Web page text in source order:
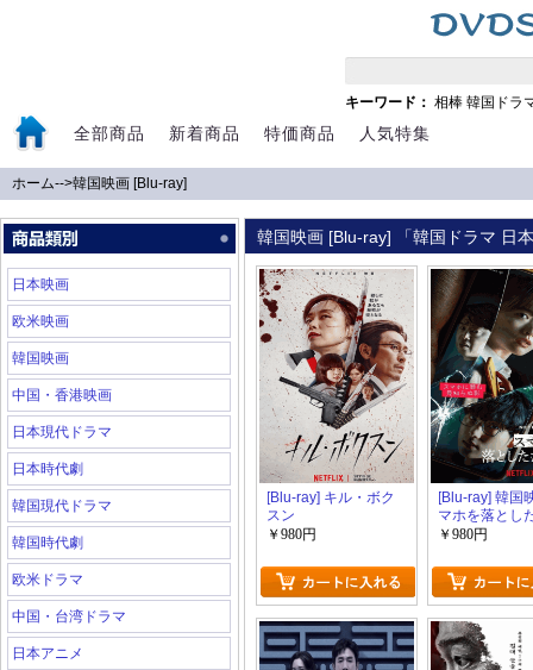
キーワード： 相棒 韓国ドラ
全部商品 新着商品 特価商品 人気特集
ホーム-->韓国映画 [Blu-ray]
日本映画
欧米映画
韓国映画
中国・香港映画
日本現代ドラマ
日本時代劇
韓国現代ドラマ
韓国時代劇
欧米ドラマ
中国・台湾ドラマ
日本アニメ
韓国映画 [Blu-ray] 「韓国ドラマ 日
[Blu-ray] キル・ボク
スン
￥980円
[Blu-ray] 韓国
マホを落とし
なのに
￥980円